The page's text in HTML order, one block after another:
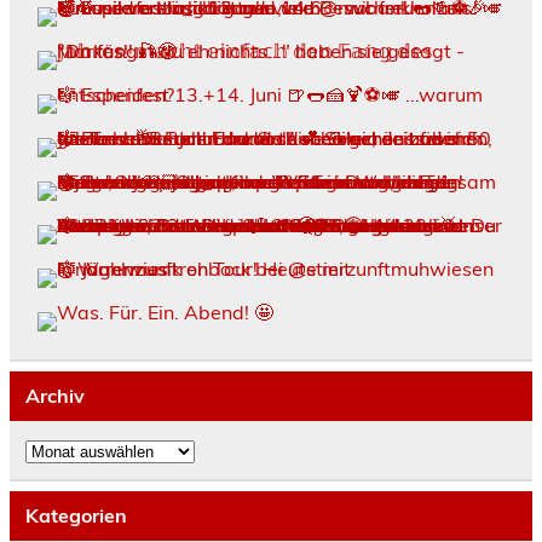
Archiv
Archiv
Kategorien